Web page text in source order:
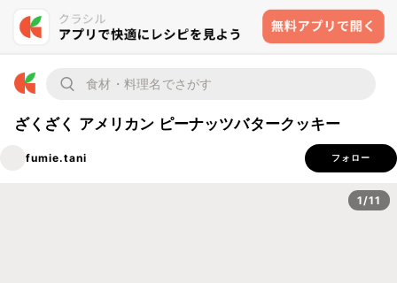
ざくざく アメリカン ピーナッツバタークッキー
fumie.tani フォロー
1/11